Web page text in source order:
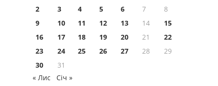
2
3 4 5 6 7
8
9
10 11 12 13 14
15
16
17 18 19 20 21
22
23
24 25 26 27 28
29
30
31
« Лис
Січ »